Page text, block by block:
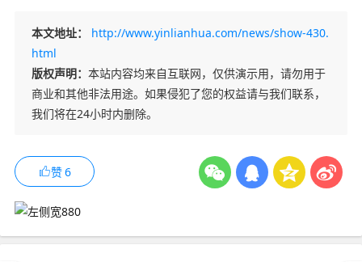
本文地址：
http://www.yinlianhua.com/news/show-430.
html
版权声明： 本站内容均来自互联网，仅供演示用，请勿用于
商业和其他非法用途。如果侵犯了您的权益请与我们联系，
我们将在24小时内删除。
赞6